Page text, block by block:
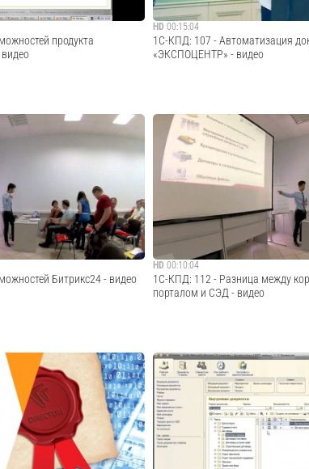
продукта
· · · · · · · · · · · · · · · · · · · · · · · ·
пройдя
dokumentooborot.1c-
· · · · · ·...
видео
HD 00:15:04
1С-КПД: 107 - Автоматизация
«ЭКСПОЦЕНТР» - видео
· · · · · · · · · · · · · · · · · · · · · · · · · · · · ·
Закажите демонстрацию
по ссылке: http://elektronnij-
kpd.ru/demo/?utm_source=youtube · ·
Cмотреть
Битрикс24 - видео
уроки и другие
ПОРТАЛЫ И
видео
HD 00:10:04
1С-КПД: 112 - Разница между
порталом и СЭД - видео
Демонстрация корпоративного
http://korporativnij-portal-
utm_source=youtube,
http://elektronnij-
· · · · · · · · · · · · · · · · · · · · · · · · · ...
Cмотреть